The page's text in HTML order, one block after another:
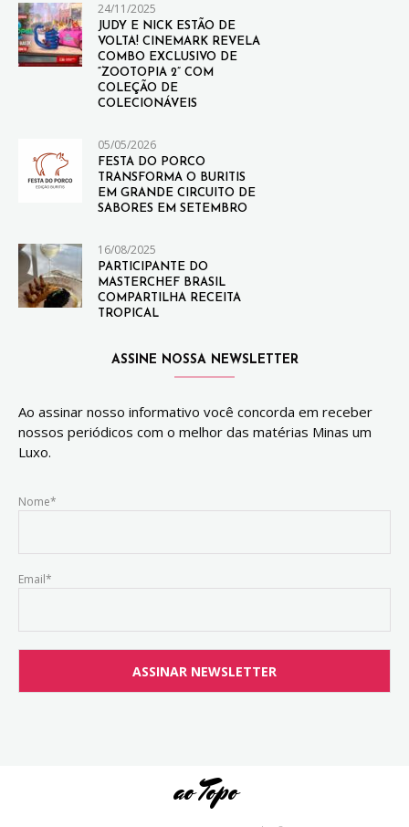
24/11/2025
JUDY E NICK ESTÃO DE
VOLTA! CINEMARK REVELA
COMBO EXCLUSIVO DE
“ZOOTOPIA 2” COM
COLEÇÃO DE
COLECIONÁVEIS
05/05/2026
FESTA DO PORCO
TRANSFORMA O BURITIS
EM GRANDE CIRCUITO DE
SABORES EM SETEMBRO
16/08/2025
PARTICIPANTE DO
MASTERCHEF BRASIL
COMPARTILHA RECEITA
TROPICAL
ASSINE NOSSA NEWSLETTER
Ao assinar nosso informativo você concorda em receber
nossos periódicos com o melhor das matérias Minas um
Luxo.
Nome*
Email*
ao Topo